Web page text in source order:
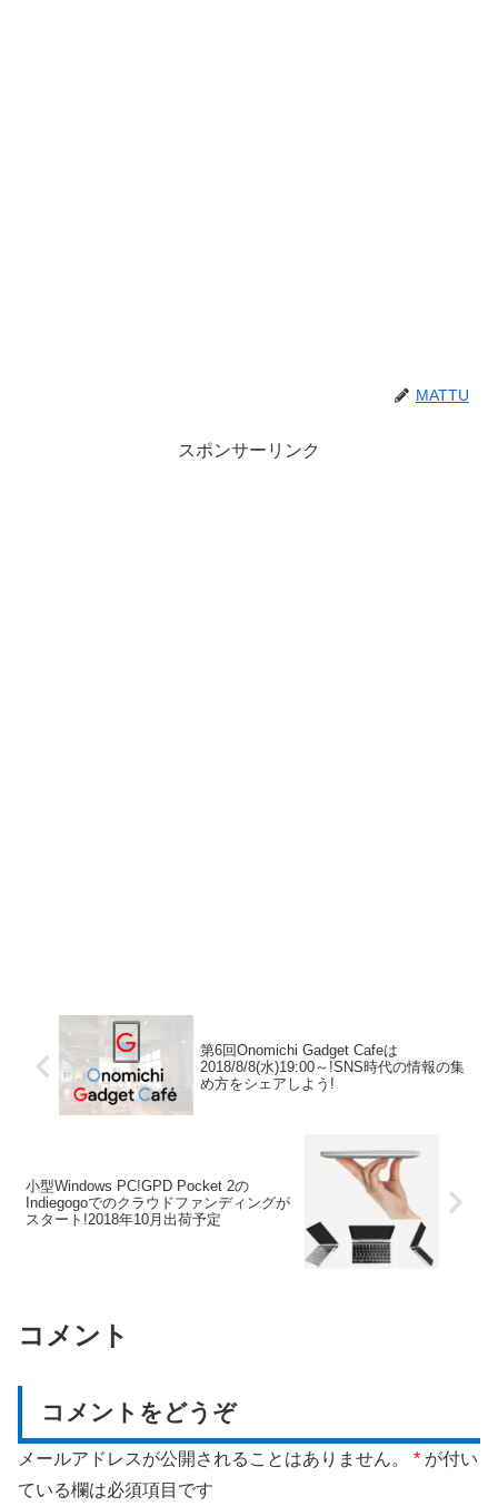
MATTU
スポンサーリンク
第6回Onomichi Gadget Cafeは
2018/8/8(水)19:00～!SNS時代の情報の集
め方をシェアしよう!
小型Windows PC!GPD Pocket 2の
Indiegogoでのクラウドファンディングが
スタート!2018年10月出荷予定
コメント
コメントをどうぞ
メールアドレスが公開されることはありません。 * が付い
ている欄は必須項目です